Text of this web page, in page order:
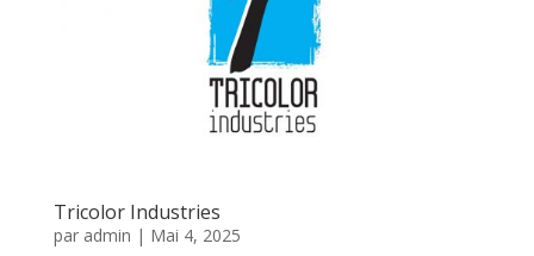
Tricolor Industries
par admin | Mai 4, 2025